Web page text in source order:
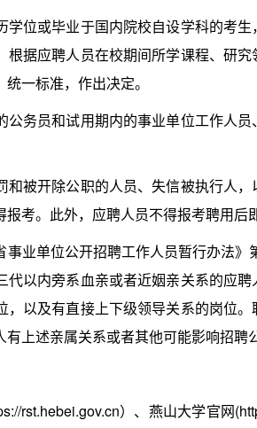
位或毕业于国内院校自设学科的考生
根据应聘人员在校期间所学课程、研
一标准，作出决定。
务员和试用期内的事业单位工作人员
被开除公职的人员、失信被执行人，
考。此外，应聘人员不得报考聘用后
单位公开招聘工作人员暂行办法》
代以内旁系血亲或者近姻亲关系的应
，以及有直接上下级领导关系的岗位
上述亲属关系或者其他可能影响招聘
）、燕山大学官网